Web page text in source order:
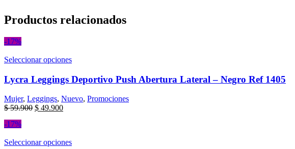
Productos relacionados
-17%
Seleccionar opciones
Lycra Leggings Deportivo Push Abertura Lateral – Negro Ref 1405
Mujer, Leggings, Nuevo, Promociones
$59.900 $ 49.900
-17%
Seleccionar opciones